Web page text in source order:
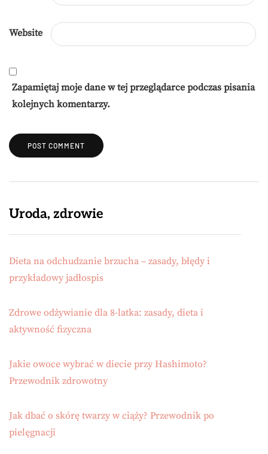
Website
Zapamiętaj moje dane w tej przeglądarce podczas pisania
kolejnych komentarzy.
Uroda, zdrowie
Dieta na odchudzanie brzucha – zasady, błędy i
przykładowy jadłospis
Zdrowe odżywianie dla 8-latka: zasady, dieta i
aktywność fizyczna
Jakie owoce wybrać w diecie przy Hashimoto?
Przewodnik zdrowotny
Jak dbać o skórę twarzy w ciąży? Przewodnik po
pielęgnacji